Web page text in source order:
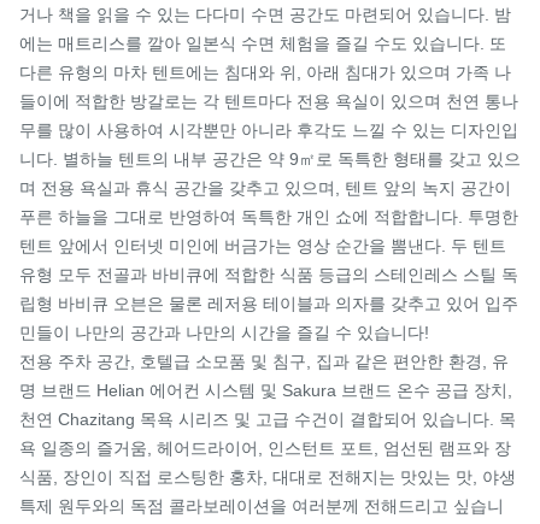
거나 책을 읽을 수 있는 다다미 수면 공간도 마련되어 있습니다. 밤
에는 매트리스를 깔아 일본식 수면 체험을 즐길 수도 있습니다. 또
다른 유형의 마차 텐트에는 침대와 위, 아래 침대가 있으며 가족 나
들이에 적합한 방갈로는 각 텐트마다 전용 욕실이 있으며 천연 통나
무를 많이 사용하여 시각뿐만 아니라 후각도 느낄 수 있는 디자인입
니다. 별하늘 텐트의 내부 공간은 약 9㎡로 독특한 형태를 갖고 있으
며 전용 욕실과 휴식 공간을 갖추고 있으며, 텐트 앞의 녹지 공간이
푸른 하늘을 그대로 반영하여 독특한 개인 쇼에 적합합니다. 투명한
텐트 앞에서 인터넷 미인에 버금가는 영상 순간을 뽐낸다. 두 텐트
유형 모두 전골과 바비큐에 적합한 식품 등급의 스테인레스 스틸 독
립형 바비큐 오븐은 물론 레저용 테이블과 의자를 갖추고 있어 입주
민들이 나만의 공간과 나만의 시간을 즐길 수 있습니다!
전용 주차 공간, 호텔급 소모품 및 침구, 집과 같은 편안한 환경, 유
명 브랜드 Helian 에어컨 시스템 및 Sakura 브랜드 온수 공급 장치,
천연 Chazitang 목욕 시리즈 및 고급 수건이 결합되어 있습니다. 목
욕 일종의 즐거움, 헤어드라이어, 인스턴트 포트, 엄선된 램프와 장
식품, 장인이 직접 로스팅한 홍차, 대대로 전해지는 맛있는 맛, 야생
특제 원두와의 독점 콜라보레이션을 여러분께 전해드리고 싶습니